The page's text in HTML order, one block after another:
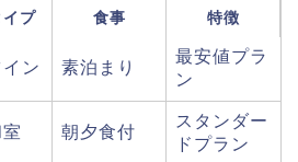
イプ 食事 特徴
ン 素泊まり
最安値プラ
ン
朝夕食付
スタンダー
ドプラン